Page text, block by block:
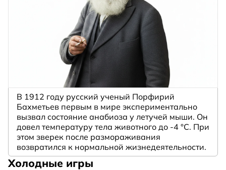
В 1912 году русский ученый Порфирий
Бахметьев первым в мире экспериментально
вызвал состояние анабиоза у летучей мыши. Он
довел температуру тела животного до -4 °C. При
этом зверек после размораживания
возвратился к нормальной жизнедеятельности.
Холодные игры